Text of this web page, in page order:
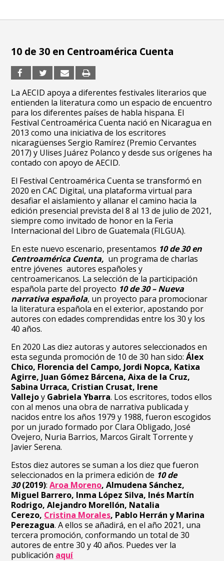
10 de 30 en Centroamérica Cuenta
La AECID apoya a diferentes festivales literarios que
entienden la literatura como un espacio de encuentro
para los diferentes países de habla hispana. El
Festival Centroamérica Cuenta nació en Nicaragua en
2013 como una iniciativa de los escritores
nicaragüenses Sergio Ramírez (Premio Cervantes
2017) y Ulises Juárez Polanco y desde sus orígenes ha
contado con apoyo de AECID.
El Festival Centroamérica Cuenta se transformó en
2020 en CAC Digital, una plataforma virtual para
desafiar el aislamiento y allanar el camino hacia la
edición presencial prevista del 8 al 13 de julio de 2021,
siempre como invitado de honor en la Feria
Internacional del Libro de Guatemala (FILGUA).
En este nuevo escenario, presentamos 10 de 30 en
Centroamérica Cuenta, un programa de charlas
entre jóvenes autores españoles y
centroamericanos. La selección de la participación
española parte del proyecto 10 de 30 – Nueva
narrativa española, un proyecto para promocionar
la literatura española en el exterior, apostando por
autores con edades comprendidas entre los 30 y los
40 años.
En 2020 Las diez autoras y autores seleccionados en
esta segunda promoción de 10 de 30 han sido:Álex
Chico, Florencia del Campo, Jordi Nopca, Katixa
Agirre, Juan Gómez Bárcena, Aixa de la Cruz,
Sabina Urraca, Cristian Crusat, Irene
Vallejoy Gabriela Ybarra. Los escritores, todos ellos
con al menos una obra de narrativa publicada y
nacidos entre los años 1979 y 1988, fueron escogidos
por un jurado formado por Clara Obligado, José
Ovejero, Nuria Barrios, Marcos Giralt Torrente y
Javier Serena.
Estos diez autores se suman a los diez que fueron
seleccionados en la primera edición de 10 de
30(2019):Aroa Moreno, Almudena Sánchez,
Miguel Barrero, Inma López Silva, Inés Martín
Rodrigo, Alejandro Morellón, Natalia
Cerezo, Cristina Morales, Pablo Herrán y Marina
Perezagua. A ellos se añadirá, en el año 2021, una
tercera promoción, conformando un total de 30
autores de entre 30 y 40 años. Puedes ver la
publicación aquí